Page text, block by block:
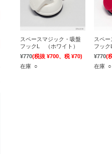
スペースマジック・吸盤
フックL （ホワイト）
¥770(税抜 ¥700、税 ¥70)
在庫 ○
スペー
フッ
¥770(
在庫 ○